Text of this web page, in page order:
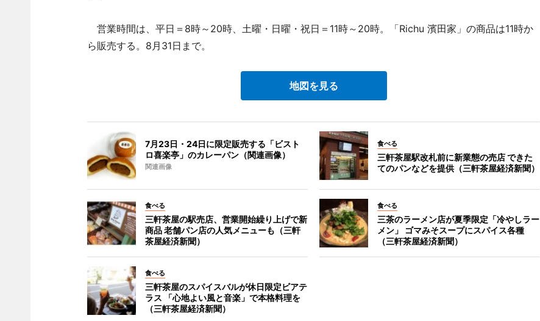
営業時間は、平日＝8時～20時、土曜・日曜・祝日＝11時～20時。「Richu 濱田家」の商品は11時か
ら販売する。8月31日まで。
地図を見る
7月23日・24日に限定販売する「ビスト
ロ喜楽亭」のカレーパン（関連画像）
関連画像
食べる
三軒茶屋駅改札前に新業態の売店 できた
てのパンなどを提供（三軒茶屋経済新聞）
食べる
三軒茶屋の駅売店、営業開始繰り上げで新
商品 老舗パン店の人気メニューも（三軒
茶屋経済新聞）
食べる
三茶のラーメン店が夏季限定「冷やしラー
メン」 ゴマみそスープにスパイス各種
（三軒茶屋経済新聞）
食べる
三軒茶屋のスパイスバルが休日限定ビアテ
ラス 「心地よい風と音楽」で本格料理を
（三軒茶屋経済新聞）